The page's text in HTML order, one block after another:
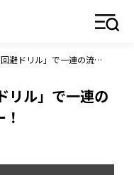
「障害物“時計回り”回避ドリル」で一連の流れを確認＆徹底マスター！
リル」で一連の